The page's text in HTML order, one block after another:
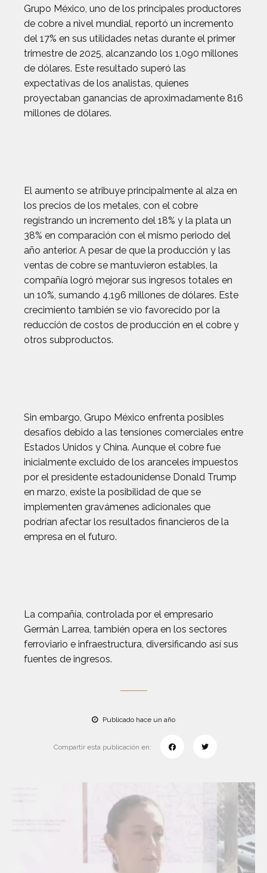
Grupo México, uno de los principales productores
de cobre a nivel mundial, reportó un incremento
del 17% en sus utilidades netas durante el primer
trimestre de 2025, alcanzando los 1,090 millones
de dólares. Este resultado superó las
expectativas de los analistas, quienes
proyectaban ganancias de aproximadamente 816
millones de dólares.
El aumento se atribuye principalmente al alza en
los precios de los metales, con el cobre
registrando un incremento del 18% y la plata un
38% en comparación con el mismo periodo del
año anterior. A pesar de que la producción y las
ventas de cobre se mantuvieron estables, la
compañía logró mejorar sus ingresos totales en
un 10%, sumando 4,196 millones de dólares. Este
crecimiento también se vio favorecido por la
reducción de costos de producción en el cobre y
otros subproductos.
Sin embargo, Grupo México enfrenta posibles
desafíos debido a las tensiones comerciales entre
Estados Unidos y China. Aunque el cobre fue
inicialmente excluido de los aranceles impuestos
por el presidente estadounidense Donald Trump
en marzo, existe la posibilidad de que se
implementen gravámenes adicionales que
podrían afectar los resultados financieros de la
empresa en el futuro.
La compañía, controlada por el empresario
Germán Larrea, también opera en los sectores
ferroviario e infraestructura, diversificando así sus
fuentes de ingresos.
Publicado hace un año
Compartir esta publicación en: